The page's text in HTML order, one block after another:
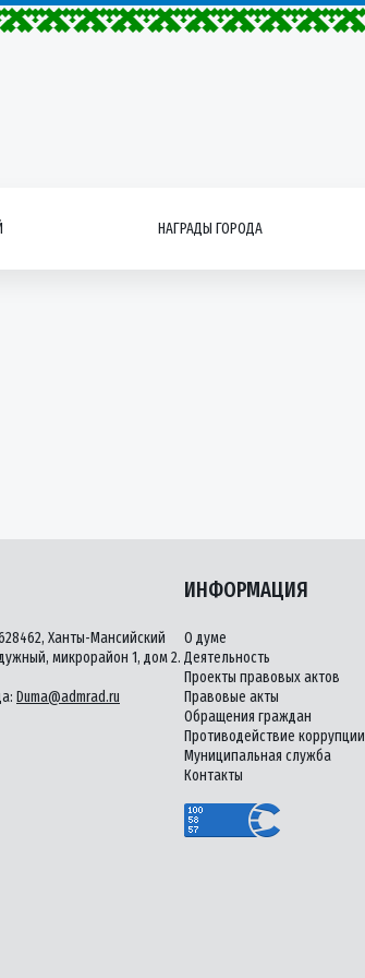
НАГРАДЫ ГОРОДА
Ханты-Мансийский
микрорайон 1, дом 2.
Duma@admrad.ru
ИНФОРМАЦИЯ
О думе
Деятельность
Проекты правовых актов
Правовые акты
Обращения граждан
Противодействие коррупции
Муниципальная служба
Контакты